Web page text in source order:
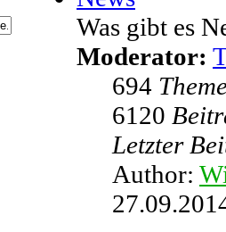
Was gibt es
Moderator:
694
6120
Letzter
Author: